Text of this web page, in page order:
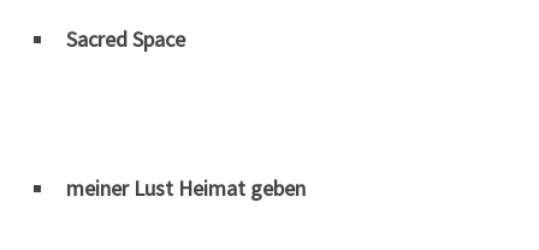
Sacred Space
meiner Lust Heimat geben